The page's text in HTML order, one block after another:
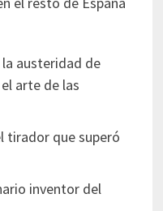
austeridad de
arte de las
tirador que superó
inventor del